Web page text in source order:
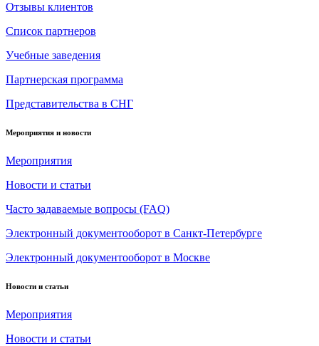
Отзывы клиентов
Список партнеров
Учебные заведения
Партнерская программа
Представительства в СНГ
Мероприятия и новости
Мероприятия
Новости и статьи
Часто задаваемые вопросы (FAQ)
Электронный документооборот в Санкт-Петербурге
Электронный документооборот в Москве
Новости и статьи
Мероприятия
Новости и статьи